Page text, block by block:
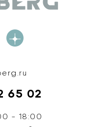
65 02
- 18:00